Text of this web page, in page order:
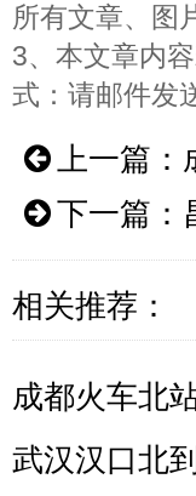
所有文章、图
3、本文章内
式：请邮件发
上一篇：
下一篇：
相关推荐：
成都火车北
武汉汉口北